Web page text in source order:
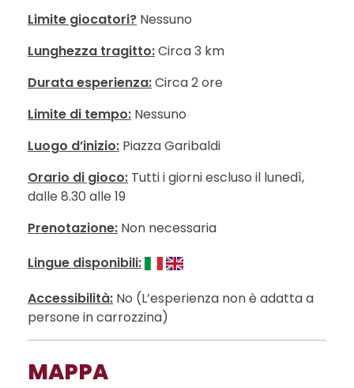
Limite giocatori? Nessuno
Lunghezza tragitto:Circa 3 km
Durata esperienza:Circa 2 ore
Limite di tempo: Nessuno
Luogo d’inizio: Piazza Garibaldi
Orario di gioco: Tutti i giorni escluso il lunedì,
dalle 8.30 alle 19
Prenotazione: Non necessaria
Lingue disponibili:
Accessibilità: No (L’esperienza non è adatta a
persone in carrozzina)
MAPPA